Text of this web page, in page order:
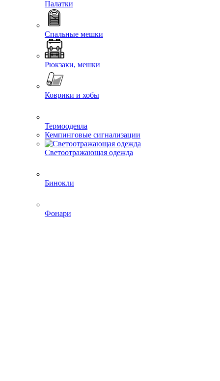
Палатки
Спальные мешки
Рюкзаки, мешки
Коврики и хобы
Термоодеяла
Кемпинговые сигнализации
Светоотражающая одежда
Бинокли
Фонари